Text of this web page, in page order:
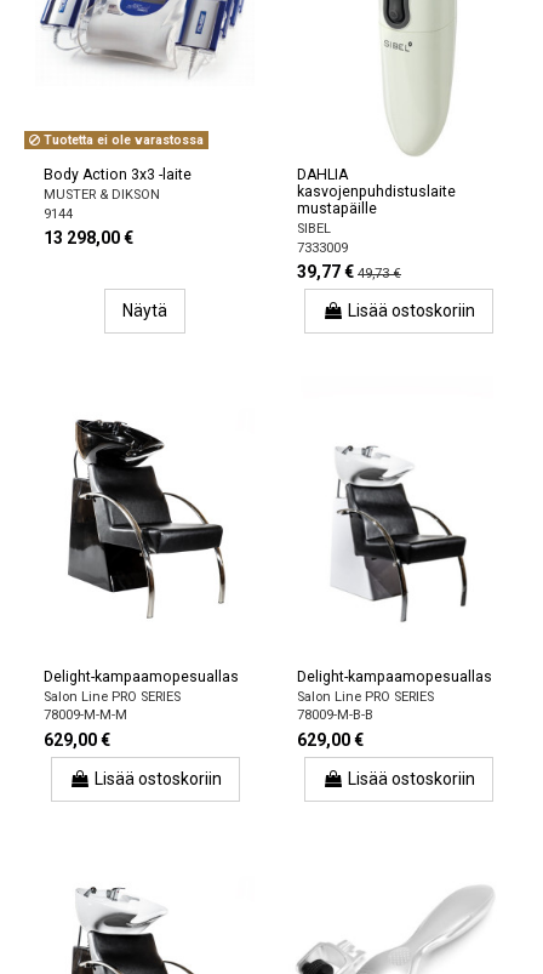
Tuotetta ei ole varastossa
Body Action 3x3 -laite
MUSTER & DIKSON
9144
13 298,00 €
Näytä
DAHLIA
kasvojenpuhdistuslaite
mustapäille
SIBEL
7333009
39,77 € 49,73 €
Lisää ostoskoriin
Delight-kampaamopesuallas
Salon Line PRO SERIES
78009-M-M-M
629,00 €
Lisää ostoskoriin
Delight-kampaamopesuallas
Salon Line PRO SERIES
78009-M-B-B
629,00 €
Lisää ostoskoriin